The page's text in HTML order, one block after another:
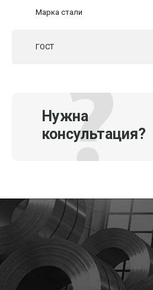
Марка стали
ГОСТ
Нужна
консультация?